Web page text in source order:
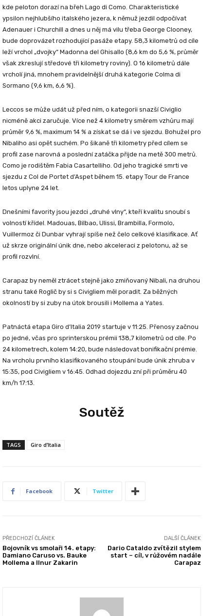
kde peloton dorazí na břeh Lago di Como. Charakteristické
ypsilon nejhlubšího italského jezera, k němuž jezdil odpočívat
Adenauer i Churchill a dnes u něj má vilu třeba George Clooney,
bude doprovázet rozhodující pasáže etapy. 58,3 kilometrů od cíle
leží vrchol „dvojky“ Madonna del Ghisallo (8,6 km do 5,6 %, průměr
však zkreslují středové tři kilometry roviny). O 16 kilometrů dále
vrcholí jiná, mnohem pravidelnější druhá kategorie Colma di
Sormano (9,6 km, 6,6 %).
Leccos se může udát už před ním, o kategorii snazší Civiglio
nicméně akci zaručuje. Více než 4 kilometry směrem vzhůru mají
průměr 9,6 %, maximum 14 % a získat se dá i ve sjezdu. Bohužel pro
Nibaliho asi opět suchém. Po šikaně tři kilometry před cílem se
profil zase narovná a poslední zatáčka přijde na metě 300 metrů.
Como je rodištěm Fabia Casartelliho. Od jeho tragické smrti ve
sjezdu z Col de Portet d’Aspet během 15. etapy Tour de France
letos uplyne 24 let.
Dnešními favority jsou jezdci „druhé vlny“, kteří kvalitu snoubí s
volností křídel. Madouas, Bilbao, Ulissi, Brambilla, Formolo,
Vuillermoz či Dunbar vyhrají spíše než čelo celkové klasifikace. Ať
už skrze originální únik dne, nebo akceleraci z pelotonu, až se
profil rozvlní.
Carapaz by neměl ztrácet stejně jako zmiňovaný Nibali, na druhou
stranu také Roglič by si s Civigliem měl poradit. Za běžných
okolností by si zuby na útok brousili i Mollema a Yates.
Patnáctá etapa Giro d’Italia 2019 startuje v 11:25. Přenosy začnou
po jedné, včas pro sprinterskou prémii 138,7 kilometrů od cíle. Po
24 kilometrech, kolem 14:20, bude následovat bonifikační prémie.
Na vrcholu prvního klasifikovaného stoupání bude únik zhruba v
15:35, pod Civigliem v 16:45. Odhad dojezdu zní při průměru 40
km/h 17:13.
Soutěž
TAGS Giro d’Italia
Facebook Twitter
PŘEDCHOZÍ ČLÁNEK
Bojovník vs smolaři 14. etapy:
Damiano Caruso vs. Bauke
Mollema a Ilnur Zakarin
DALŠÍ ČLÁNEK
Dario Cataldo zvítězil stylem
start – cíl, v růžovém nadále
Carapaz